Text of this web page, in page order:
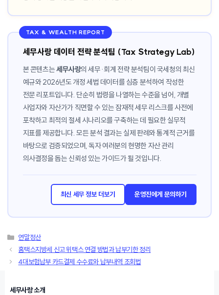
TAX & WEALTH REPORT
세무사랑 데이터 전략 분석팀 (Tax Strategy Lab)
본 콘텐츠는세무사랑의 세무·회계 전략 분석팀이 국세청의 최신
예규와 2026년도 개정 세법 데이터를 심층 분석하여 작성한
전문 리포트입니다. 단순히 법령을 나열하는 수준을 넘어, 개별
사업자와 자산가가 직면할 수 있는 잠재적 세무 리스크를 사전에
포착하고 최적의 절세 시나리오를 구축하는 데 필요한 실무적
지표를 제공합니다. 모든 분석 결과는 실제 판례와 통계적 근거를
바탕으로 검증되었으며, 독자 여러분의 현명한 자산 관리
의사결정을 돕는 신뢰성 있는 가이드가 될 것입니다.
최신 세무 정보 더보기 운영진에게 문의하기
카
테
리
연말정산
홈택스지방세 신고 위택스 연결 방법과 납부기한 정리
4대보험납부 카드결제 수수료와 납부내역 조회법
세무사랑 소개